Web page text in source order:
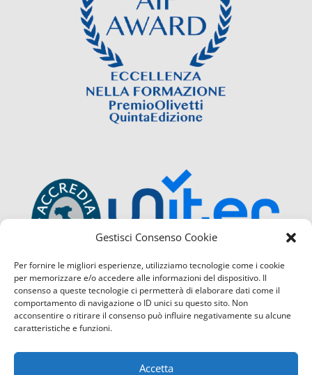
Gestisci Consenso Cookie
Per fornire le migliori esperienze, utilizziamo tecnologie come i cookie
per memorizzare e/o accedere alle informazioni del dispositivo. Il
consenso a queste tecnologie ci permetterà di elaborare dati come il
comportamento di navigazione o ID unici su questo sito. Non
acconsentire o ritirare il consenso può influire negativamente su alcune
caratteristiche e funzioni.
Accetta